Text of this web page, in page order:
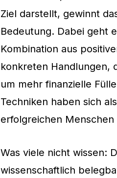
Ziel darstellt, gewinnt
Bedeutung. Dabei geht
Kombination aus
konkreten Handlungen,
um mehr finanzielle
Techniken haben sich
erfolgreichen
Was viele nicht wissen:
wissenschaftlich